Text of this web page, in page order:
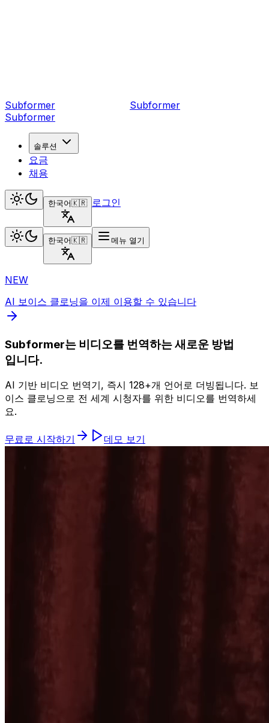
Subformer Subformer
Subformer
솔루션
요금
채용
한국어🇰🇷 로그인
한국어🇰🇷 메뉴 열기
NEW
AI 보이스 클로닝을 이제 이용할 수 있습니다
Subformer는 비디오를 번역하는 새로운 방법
입니다.
AI 기반 비디오 번역기, 즉시 128+개 언어로 더빙됩니다. 보
이스 클로닝으로 전 세계 시청자를 위한 비디오를 번역하세
요.
무료로 시작하기 데모 보기